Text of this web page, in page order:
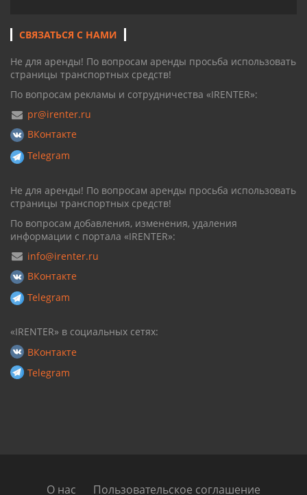
СВЯЗАТЬСЯ С НАМИ
Не для аренды! По вопросам аренды просьба использовать
страницы транспортных средств!
По вопросам рекламы и сотрудничества «IRENTER»:
pr@irenter.ru
ВКонтакте
Telegram
Не для аренды! По вопросам аренды просьба использовать
страницы транспортных средств!
По вопросам добавления, изменения, удаления
информации с портала «IRENTER»:
info@irenter.ru
ВКонтакте
Telegram
«IRENTER» в социальных сетях:
ВКонтакте
Telegram
О нас Пользовательское соглашение